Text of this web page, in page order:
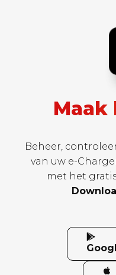
Maak
Beheer,
van uw e-
met het